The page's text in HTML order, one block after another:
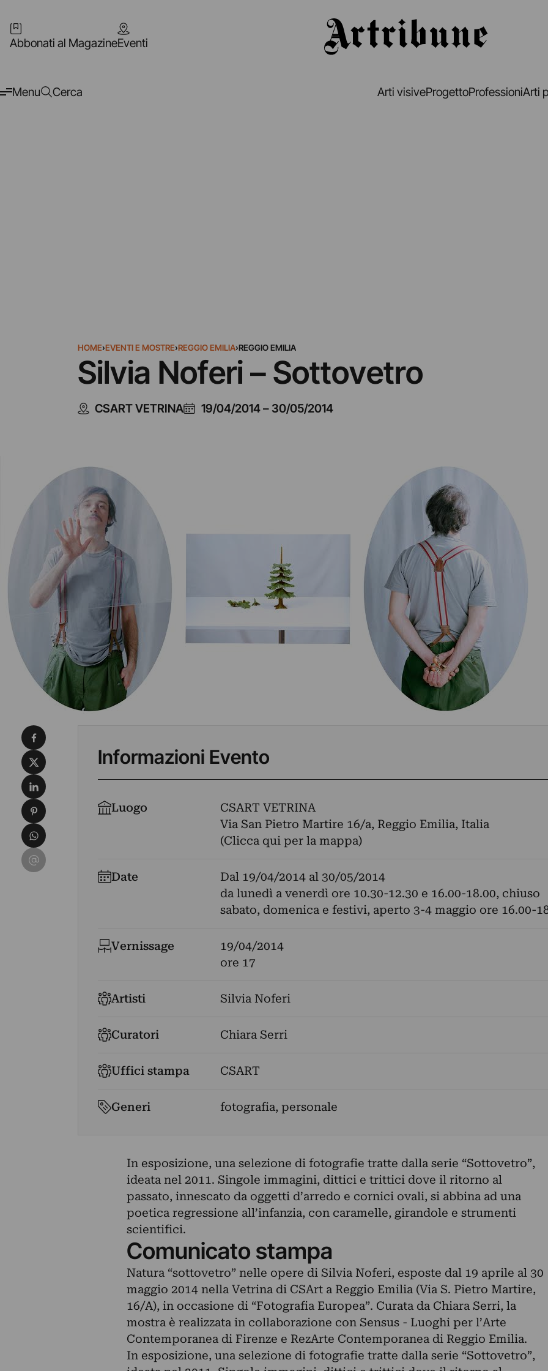
Abbonati al MagazineEventi
Menu Cerca Arti visiveProgettoProfessioniArti
HOME›EVENTI E MOSTRE›REGGIO EMILIA›REGGIO EMILIA
Silvia Noferi – Sottovetro
CSART VETRINA 19/04/2014– 30/05/2014
Informazioni Evento
Luogo
CSART VETRINA
Via San Pietro Martire 16/a, Reggio Emilia, Italia
(Clicca qui per la mappa)
Date Dal 19/04/2014al 30/05/2014
da lunedì a venerdì ore 10.30-12.30 e 16.00-18.00, chiuso
sabato, domenica e festivi, aperto 3-4 maggio ore 16.00-
Vernissage
19/04/2014
ore 17
Artisti Silvia Noferi
Curatori Chiara Serri
Uffici stampa CSART
Generi fotografia, personale
In esposizione, una selezione di fotografie tratte dalla serie “Sottovetro”,
ideata nel 2011. Singole immagini, dittici e trittici dove il ritorno al
passato, innescato da oggetti d’arredo e cornici ovali, si abbina ad una
poetica regressione all’infanzia, con caramelle, girandole e strumenti
scientifici.
Comunicato stampa
Natura “sottovetro” nelle opere di Silvia Noferi, esposte dal 19 aprile al 30
maggio 2014 nella Vetrina di CSArt a Reggio Emilia (Via S. Pietro Martire,
16/A), in occasione di “Fotografia Europea”. Curata da Chiara Serri, la
mostra è realizzata in collaborazione con Sensus - Luoghi per l’Arte
Contemporanea di Firenze e RezArte Contemporanea di Reggio Emilia.
In esposizione, una selezione di fotografie tratte dalla serie “Sottovetro”,
Condividi su Facebook
Condividi su X
Condividi su LinkedIn
Condividi su Pinterest
Condividi su WhatsApp
Condividi su Email